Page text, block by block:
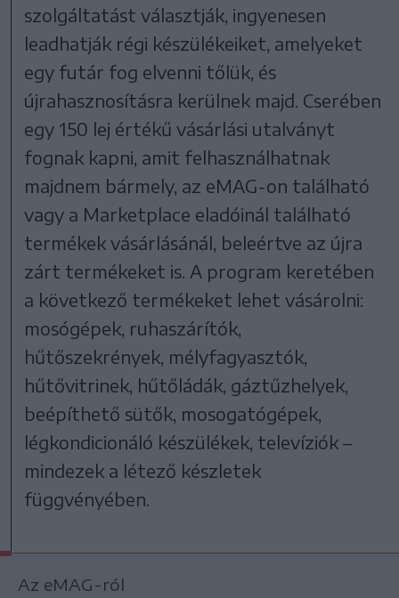
szolgáltatást választják, ingyenesen
leadhatják régi készülékeiket, amelyeket
egy futár fog elvenni tőlük, és
újrahasznosításra kerülnek majd. Cserében
egy 150 lej értékű vásárlási utalványt
fognak kapni, amit felhasználhatnak
majdnem bármely, az eMAG-on található
vagy a Marketplace eladóinál található
termékek vásárlásánál, beleértve az újra
zárt termékeket is. A program keretében
a következő termékeket lehet vásárolni:
mosógépek, ruhaszárítók,
hűtőszekrények, mélyfagyasztók,
hűtővitrinek, hűtőládák, gáztűzhelyek,
beépíthető sütők, mosogatógépek,
légkondicionáló készülékek, televíziók –
mindezek a létező készletek
függvényében.
Az eMAG-ról